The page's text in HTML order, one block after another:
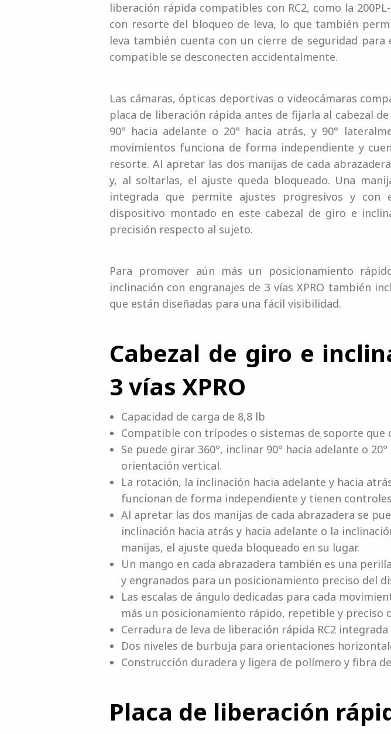
liberación rápida compatibles con RC2, como la
con resorte del bloqueo de leva, lo que también
leva también cuenta con un cierre de seguridad
compatible se desconecten accidentalmente.
Las cámaras, ópticas deportivas o videocámaras
placa de liberación rápida antes de fijarla al cabezal
90° hacia adelante o 20° hacia atrás, y 90°
movimientos funciona de forma independiente y
resorte. Al apretar las dos manijas de cada
y, al soltarlas, el ajuste queda bloqueado. Una
integrada que permite ajustes progresivos y con
dispositivo montado en este cabezal de giro e
precisión respecto al sujeto.
Para promover aún más un posicionamiento
inclinación con engranajes de 3 vías XPRO también
que están diseñadas para una fácil visibilidad.
Cabezal de giro e
3 vías XPRO
Capacidad de carga de 8,8 lb
Compatible con trípodes o sistemas de soporte que
Se puede girar 360°, inclinar 90° hacia adelante o
orientación vertical.
La rotación, la inclinación hacia adelante y hacia
funcionan de forma independiente y tienen
Al apretar las dos manijas de cada abrazadera se
inclinación hacia atrás y hacia adelante o la
manijas, el ajuste queda bloqueado en su lugar.
Un mango en cada abrazadera también es una
y engranados para un posicionamiento preciso del
Las escalas de ángulo dedicadas para cada
más un posicionamiento rápido, repetible y preciso
Cerradura de leva de liberación rápida RC2 integrada
Dos niveles de burbuja para orientaciones
Construcción duradera y ligera de polímero y fibra
Placa de liberación